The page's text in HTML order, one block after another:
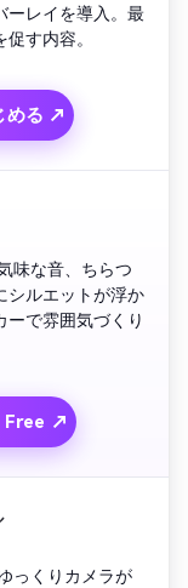
ーレイを導入。最
す内容。
める ↗
味な音、ちらつ
シルエットが浮か
で雰囲気づくり
↗
っくりカメラが